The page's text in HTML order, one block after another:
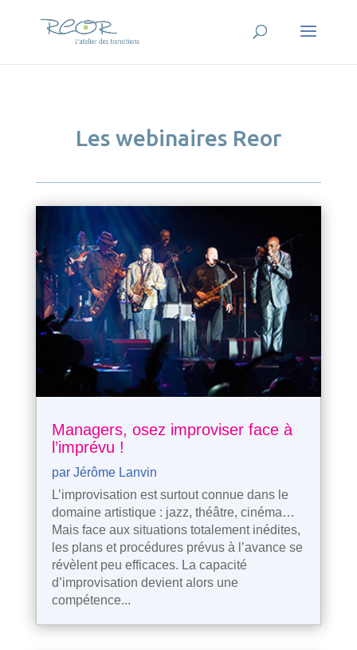
Les webinaires Reor
Managers, osez improviser face à
l’imprévu !
par Jérôme Lanvin
L’improvisation est surtout connue dans le
domaine artistique : jazz, théâtre, cinéma…
Mais face aux situations totalement inédites,
les plans et procédures prévus à l’avance se
révèlent peu efficaces. La capacité
d’improvisation devient alors une
compétence...